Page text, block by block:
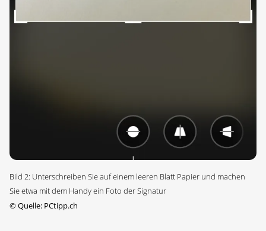
Bild 2: Unterschreiben Sie auf einem leeren Blatt Papier und machen
Sie etwa mit dem Handy ein Foto der Signatur
©Quelle: PCtipp.ch